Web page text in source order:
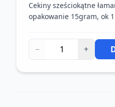
Cekiny sześciokątne
opakowanie 15gram, ok
− +